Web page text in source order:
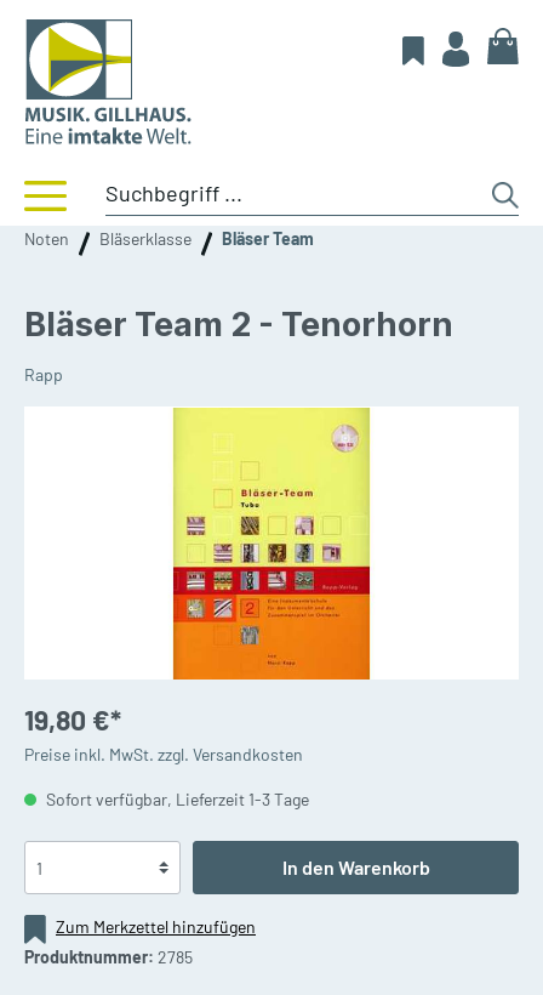
Noten Bläserklasse Bläser Team
Bläser Team 2 - Tenorhorn
Rapp
19,80 €*
Preise inkl. MwSt. zzgl. Versandkosten
Sofort verfügbar, Lieferzeit 1-3 Tage
In den Warenkorb
Zum Merkzettel hinzufügen
Produktnummer: 2785